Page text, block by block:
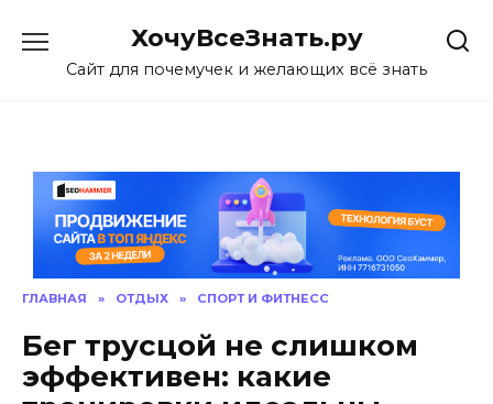
content
ХочуВсеЗнать.ру
Сайт для почемучек и желающих всё знать
ГЛАВНАЯ » ОТДЫХ » СПОРТ И ФИТНЕСС
Бег трусцой не слишком
эффективен: какие